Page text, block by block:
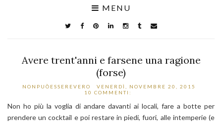
MENU
Avere trent'anni e farsene una ragione
(forse)
NONPUÒESSEREVERO
VENERDÌ, NOVEMBRE 20, 2015
10 COMMENTI:
Non ho più la voglia di andare davanti ai locali, fare a botte per
prendere un cocktail e poi restare in piedi, fuori, alle intemperie (e